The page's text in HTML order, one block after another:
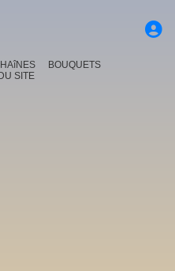
BOUQUETS
SITE